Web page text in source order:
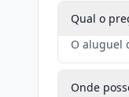
Qual o
O aluguel
Onde